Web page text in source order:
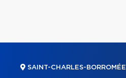
SAINT-CHARLES-BORROMÉE